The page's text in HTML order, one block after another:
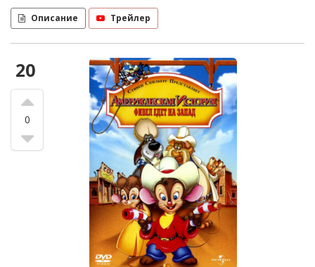
Описание Трейлер
20
0